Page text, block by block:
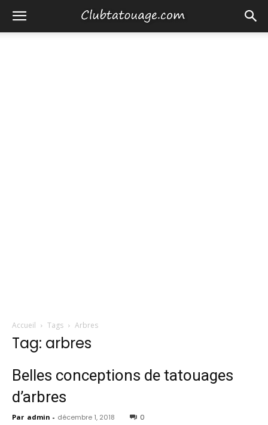
Accueil Tags Arbres
Tag: arbres
Belles conceptions de tatouages ​​
d’arbres
Par admin - décembre 1, 2018 0